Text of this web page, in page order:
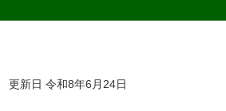
更新日 令和8年6月24日